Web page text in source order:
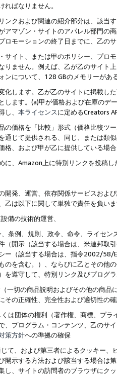
ればなりません。
ンクおよび関連の紹介部分は、該当
アマゾン・サイトのアパレル部門の
ロモーションの終了日までに、乙の
サイト、または甲のポリシー、プロ
りません。例えば、乙が乙のサイト
ンについて、128 GBのメモリーがあ
化します。乙が乙のサイトに掲載し
します。(a)甲が価格および在庫の
し、 本ライセンスに定めるCreators
の価格を「比較」形式（価格比較ツ
通じて提供される、同じ、または類
格、および甲が乙に提供している場
に、Amazon上に特別リンクを投稿
開発、運営、依存関係サービスおよ
乙は以下に関して単独で責任を負い
備の技術的運営、
条例、規則、政令、命令、ライセ
（開示（該当する場合は、米連邦取
ー（該当する場合は、指令2002/58/
のを含む。）、ならびに乙とその他
を遵守して、特別リンク及びプログ
一切の商品説明およびその他の商
その正確性、完全性および適切性の
は団体の権利（著作権、商標、プ
、プログラム・コンテンツ、乙のサ
策方針への準拠の確保
て、および第三者によるクッキー
開示する方法および該当する場合は
し、サイトの訪問者のブラウザにク